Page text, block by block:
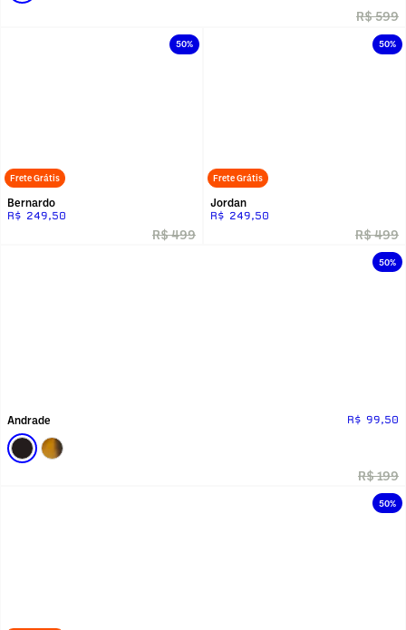
R$ 599
50%
Frete Grátis
Bernardo
R$ 249,50
R$ 499
50%
Andrade R$ 99,50
R$ 199
50%
50%
Frete Grátis
Jordan
R$ 249,50
R$ 499